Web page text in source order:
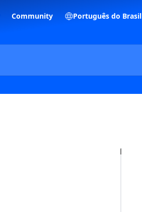
Community Português do Brasil